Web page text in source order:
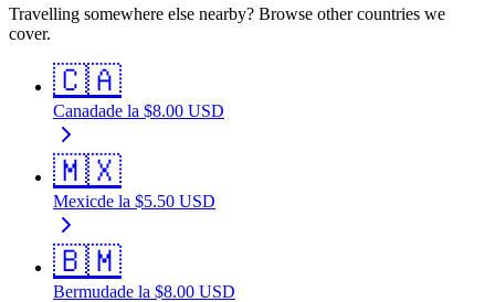
Travelling somewhere else nearby? Browse other countries we
cover.
🇨🇦
Canadade la $8.00 USD
🇲🇽
Mexicde la $5.50 USD
🇧🇲
Bermudade la $8.00 USD